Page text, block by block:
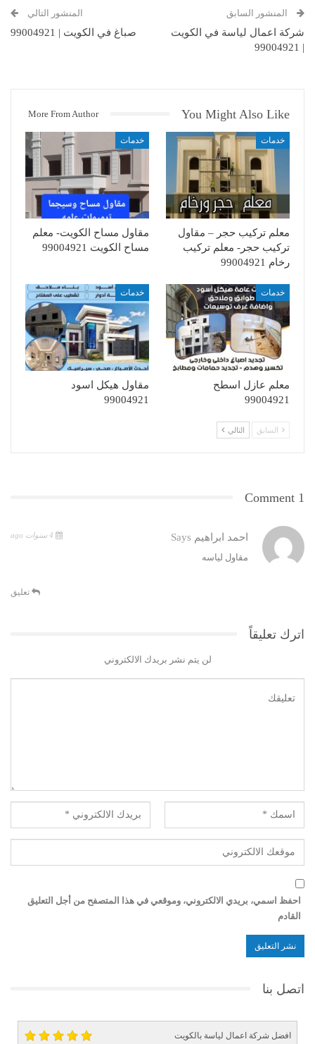
المنشور السابق
شركة اعمال لياسة في الكويت
| 99004921
المنشور التالي
صباغ في الكويت | 99004921
You Might Also Like
More From Author
خدمات
معلم تركيب حجر – مقاول
تركيب حجر- معلم تركيب
رخام 99004921
خدمات
مقاول مساح الكويت- معلم
مساح الكويت 99004921
خدمات
معلم عازل اسطح
99004921
خدمات
مقاول هيكل اسود
99004921
السابق التالي
1 Comment
احمد ابراهيم Says
مقاول لياسه
تعليق
اترك تعليقاً
لن يتم نشر بريدك الالكتروني
احفظ اسمي، بريدي الالكتروني، وموقعي في هذا المتصفح من أجل التعليق
القادم
اتصل بنا
افضل شركة اعمال لياسة بالكويت